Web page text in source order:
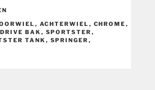
, ACHTERWIEL , CHROME ,
BAK , SPORTSTER ,
TANK , SPRINGER ,